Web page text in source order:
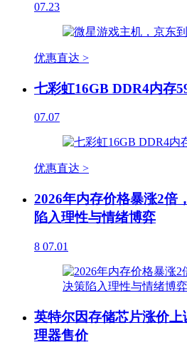
07.23
优惠直达 >
七彩虹16GB DDR4内存
07.07
优惠直达 >
2026年内存价格暴涨2倍
陷入理性与情绪博弈
8 07.01
英特尔因存储芯片涨价
理器售价